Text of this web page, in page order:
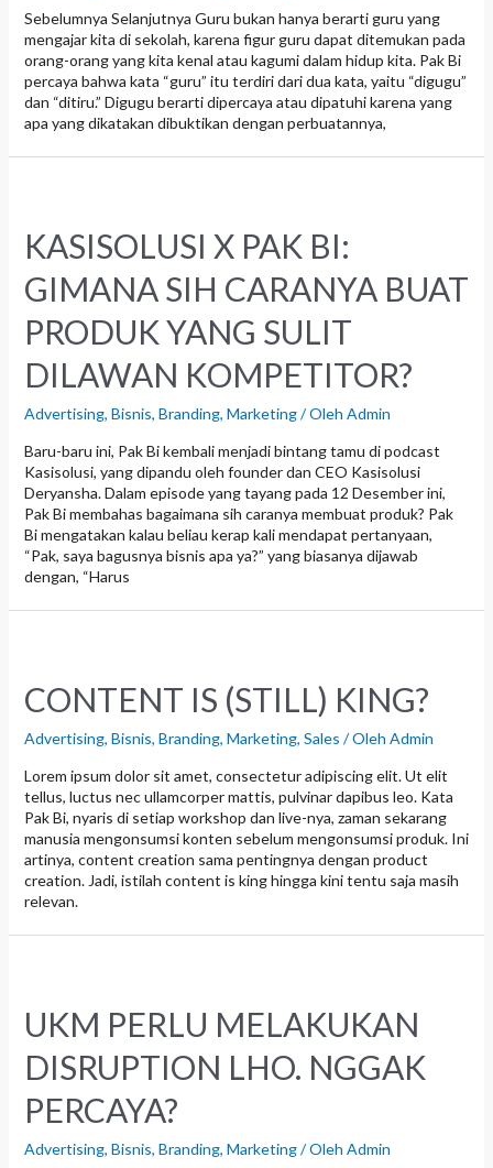
Sebelumnya Selanjutnya Guru bukan hanya berarti guru yang
mengajar kita di sekolah, karena figur guru dapat ditemukan pada
orang-orang yang kita kenal atau kagumi dalam hidup kita. Pak Bi
percaya bahwa kata “guru” itu terdiri dari dua kata, yaitu “digugu”
dan “ditiru.” Digugu berarti dipercaya atau dipatuhi karena yang
apa yang dikatakan dibuktikan dengan perbuatannya,
KASISOLUSI X PAK BI:
GIMANA SIH CARANYA BUAT
PRODUK YANG SULIT
DILAWAN KOMPETITOR?
Advertising, Bisnis, Branding, Marketing/ Oleh Admin
Baru-baru ini, Pak Bi kembali menjadi bintang tamu di podcast
Kasisolusi, yang dipandu oleh founder dan CEO Kasisolusi
Deryansha. Dalam episode yang tayang pada 12 Desember ini,
Pak Bi membahas bagaimana sih caranya membuat produk? Pak
Bi mengatakan kalau beliau kerap kali mendapat pertanyaan,
“Pak, saya bagusnya bisnis apa ya?” yang biasanya dijawab
dengan, “Harus
CONTENT IS (STILL) KING?
Advertising, Bisnis, Branding, Marketing, Sales / Oleh Admin
Lorem ipsum dolor sit amet, consectetur adipiscing elit. Ut elit
tellus, luctus nec ullamcorper mattis, pulvinar dapibus leo. Kata
Pak Bi, nyaris di setiap workshop dan live-nya, zaman sekarang
manusia mengonsumsi konten sebelum mengonsumsi produk. Ini
artinya, content creation sama pentingnya dengan product
creation. Jadi, istilah content is king hingga kini tentu saja masih
relevan.
UKM PERLU MELAKUKAN
DISRUPTION LHO. NGGAK
PERCAYA?
Advertising, Bisnis, Branding, Marketing/ Oleh Admin